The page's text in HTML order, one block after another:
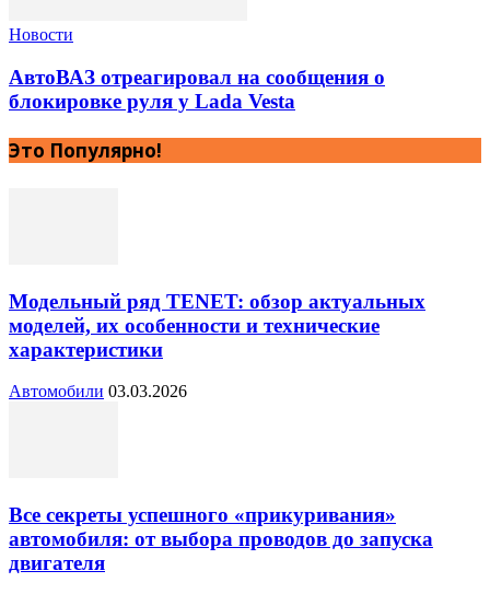
Новости
АвтоВАЗ отреагировал на сообщения о
блокировке руля у Lada Vesta
Это Популярно!
Модельный ряд TENET: обзор актуальных
моделей, их особенности и технические
характеристики
Автомобили 03.03.2026
Все секреты успешного «прикуривания»
автомобиля: от выбора проводов до запуска
двигателя